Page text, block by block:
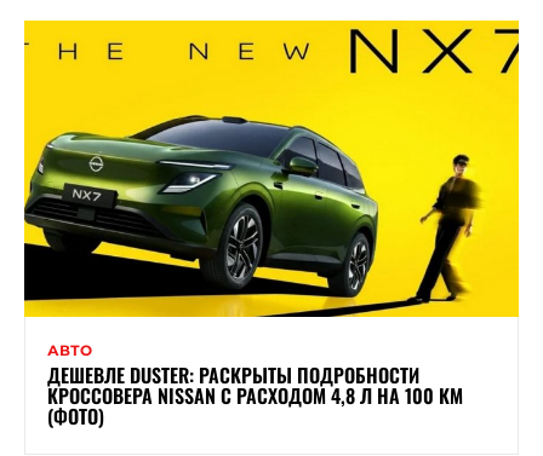
АВТО
ДЕШЕВЛЕ DUSTER: РАСКРЫТЫ ПОДРОБНОСТИ
КРОССОВЕРА NISSAN С РАСХОДОМ 4,8 Л НА 100 КМ
(ФОТО)